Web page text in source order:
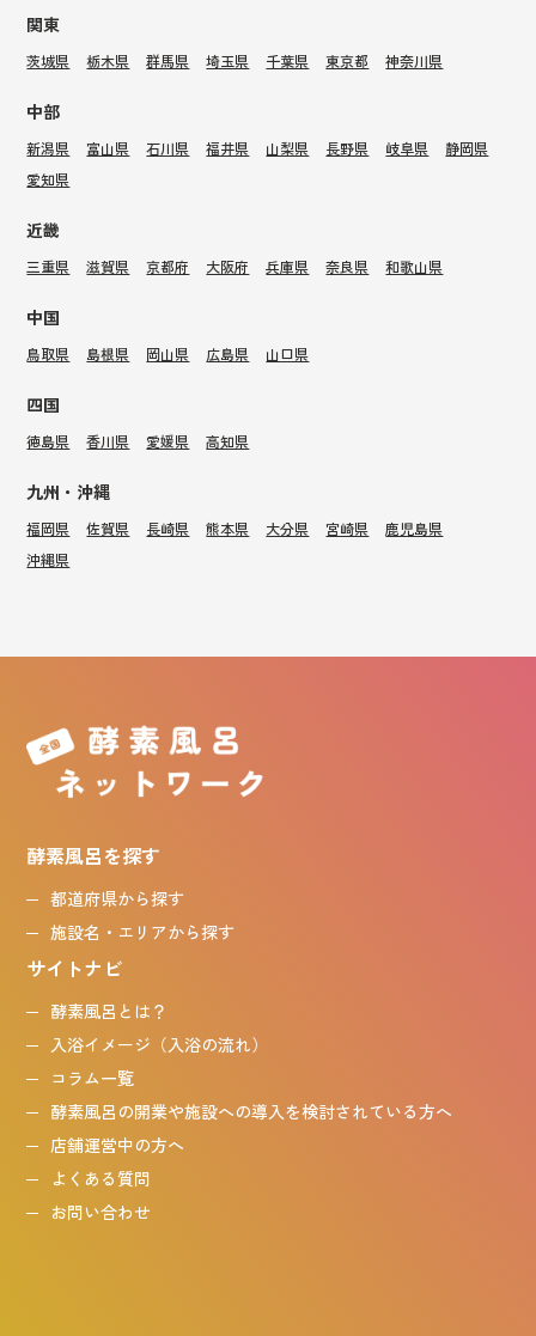
関東
茨城県 栃木県 群馬県 埼玉県 千葉県 東京都 神奈川県
中部
新潟県 富山県 石川県 福井県 山梨県 長野県 岐阜県
静岡県
愛知県
近畿
三重県 滋賀県 京都府 大阪府 兵庫県 奈良県 和歌山県
中国
鳥取県 島根県 岡山県 広島県 山口県
四国
徳島県 香川県 愛媛県 高知県
九州・沖縄
福岡県 佐賀県 長崎県 熊本県 大分県 宮崎県
鹿児島県
沖縄県
酵素風呂を探す
都道府県から探す
施設名・エリアから探す
サイトナビ
酵素風呂とは？
入浴イメージ（入浴の流れ）
コラム一覧
酵素風呂の開業や施設への導入を検討されている方へ
店舗運営中の方へ
よくある質問
お問い合わせ